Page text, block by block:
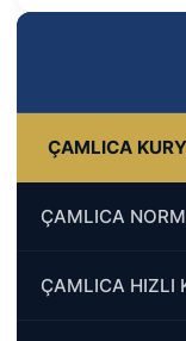
ÇAMLICA
ÇAMLICA
ÇAMLICA HIZLI